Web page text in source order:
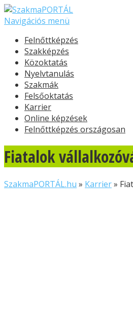
Navigációs menü
Felnőttképzés
Szakképzés
Közoktatás
Nyelvtanulás
Szakmák
Felsőoktatás
Karrier
Online képzések
Felnőttképzés országosan
Fiatalok
SzakmaPORTÁL.hu » Karrier»